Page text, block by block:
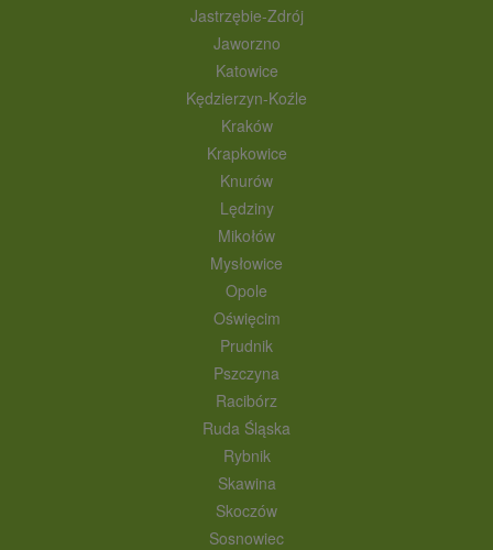
Jastrzębie-Zdrój
Jaworzno
Katowice
Kędzierzyn-Koźle
Kraków
Krapkowice
Knurów
Lędziny
Mikołów
Mysłowice
Opole
Oświęcim
Prudnik
Pszczyna
Racibórz
Ruda Śląska
Rybnik
Skawina
Skoczów
Sosnowiec